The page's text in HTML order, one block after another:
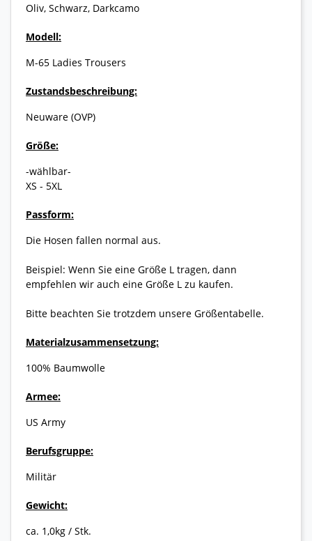
Oliv, Schwarz, Darkcamo
Modell:
M-65 Ladies Trousers
Zustandsbeschreibung:
Neuware (OVP)
Größe:
-wählbar-
XS - 5XL
Passform:
Die Hosen fallen normal aus.
Beispiel: Wenn Sie eine Größe L tragen, dann
empfehlen wir auch eine Größe L zu kaufen.
Bitte beachten Sie trotzdem unsere Größentabelle.
Materialzusammensetzung:
100% Baumwolle
Armee:
US Army
Berufsgruppe:
Militär
Gewicht:
ca. 1,0kg / Stk.